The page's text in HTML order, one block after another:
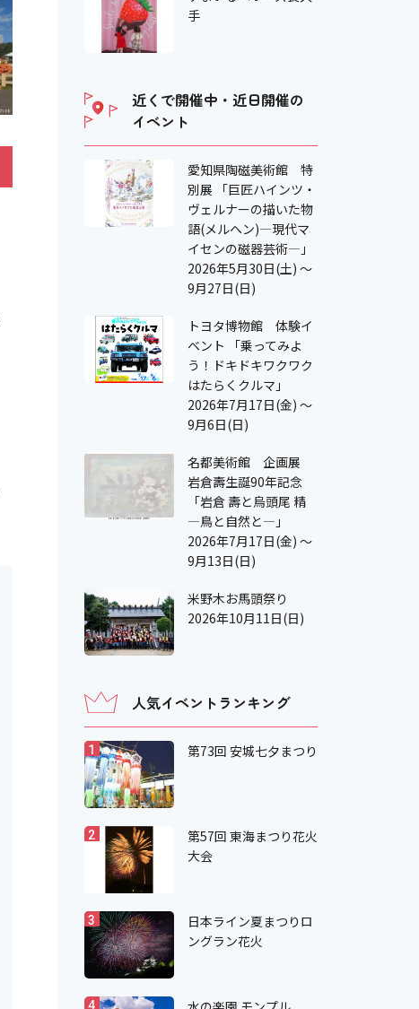
手
近くで開催中・近日開催の
イベント
愛知県陶磁美術館 特
別展 「巨匠ハインツ・
ヴェルナーの描いた物
語(メルヘン)―現代マ
イセンの磁器芸術―」
2026年5月30日(土) ～
9月27日(日)
トヨタ博物館 体験イ
ベント 「乗ってみよ
う！ドキドキワクワク
はたらくクルマ」
2026年7月17日(金) ～
9月6日(日)
名都美術館 企画展
岩倉壽生誕90年記念
「岩倉 壽と烏頭尾 精
―鳥と自然と—」
2026年7月17日(金) ～
9月13日(日)
米野木お馬頭祭り
2026年10月11日(日)
人気イベントランキング
1 第73回 安城七夕まつり
2
第57回 東海まつり花火
大会
3
日本ライン夏まつりロ
ングラン花火
4